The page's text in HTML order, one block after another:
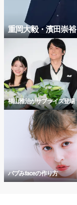
重岡大毅・濱田崇
福山雅治がサプライズ登場
バブみfaceの作り方